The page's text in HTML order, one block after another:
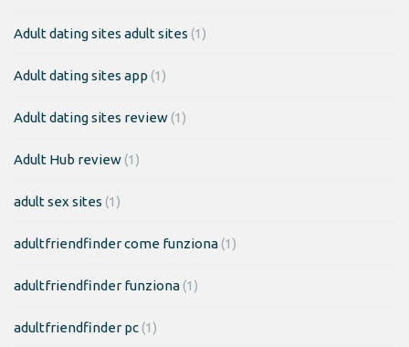
Adult dating sites adult sites (1)
Adult dating sites app (1)
Adult dating sites review(1)
Adult Hub review(1)
adult sex sites (1)
adultfriendfinder come funziona(1)
adultfriendfinder funziona(1)
adultfriendfinder pc(1)